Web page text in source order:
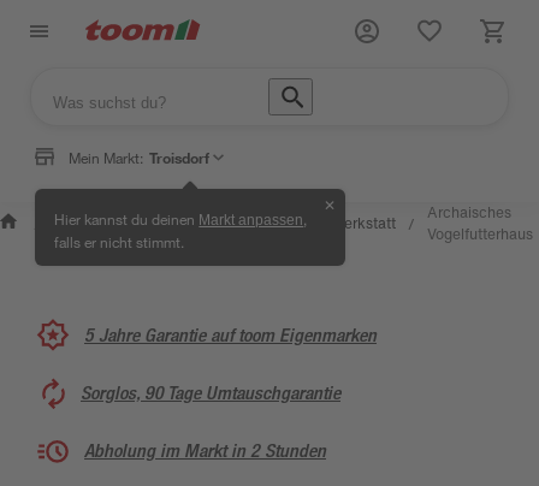
Mein Markt: Troisdorf
Hier kannst du deinen Markt anpassen
falls er nicht stimmt.
✕
Wissen &
Service
/
Selbermachen
& Ratgeber
/ Kreativwerkstatt /
Archaisches
Vogelfutterhaus
5 Jahre Garantie auf toom Eigenmarken
Sorglos, 90 Tage Umtauschgarantie
Abholung im Markt in 2 Stunden